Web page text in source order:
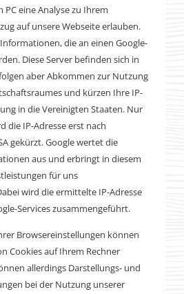
eine Analyse zu Ihrem
auf unsere Webseite erlauben.
die an einen Google-
Diese Server befinden sich in
aber Abkommen zur Nutzung
und kürzen Ihre IP-
in die Vereinigten Staaten. Nur
die IP-Adresse erst nach
gekürzt. Google wertet die
aus und erbringt in diesem
für uns
wird die ermittelte IP-Adresse
Services zusammengeführt.
Browsereinstellungen können
Cookies auf Ihrem Rechner
allerdings Darstellungs- und
bei der Nutzung unserer